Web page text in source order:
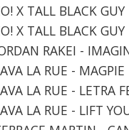
X TALL BLACK
X TALL BLACK
RAKEI -
LA RUE - MAGPIE
LA RUE - LETRA
LA RUE - LIFT